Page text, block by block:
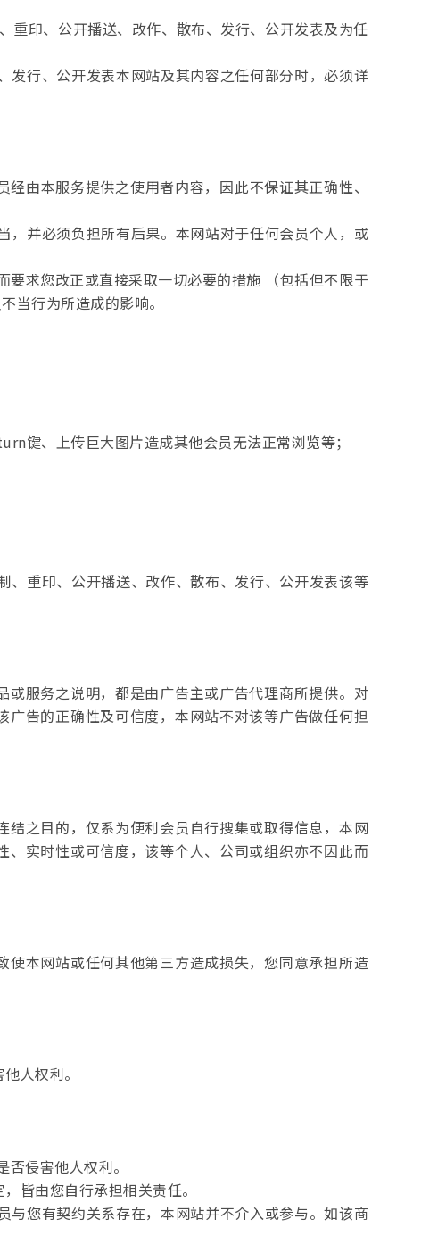
重印、公开播送、改作、散布、发行、公开发表及为任
行、公开发表本网站及其内容之任何部分时，必须详
由本服务提供之使用者内容，因此不保证其正确性、
并必须负担所有后果。本网站对于任何会员个人，或
求您改正或直接采取一切必要的措施 （包括但不限于
当行为所造成的影响。
键、上传巨大图片造成其他会员无法正常浏览等；
重印、公开播送、改作、散布、发行、公开发表该等
服务之说明，都是由广告主或广告代理商所提供。对
告的正确性及可信度，本网站不对该等广告做任何担
之目的，仅系为便利会员自行搜集或取得信息，本网
实时性或可信度，该等个人、公司或组织亦不因此而
本网站或任何其他第三方造成损失，您同意承担所造
人权利。
侵害他人权利。
皆由您自行承担相关责任。
您有契约关系存在，本网站并不介入或参与。如该商